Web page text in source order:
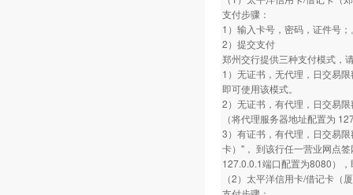
支付步骤：
1）输入卡号，密码，证件号；
2）提交支付
郑州交行提供三种支付模式，
1）无证书，无代理，日交易
即可使用该模式。
2）无证书，有代理，日交易
（将代理服务器地址配置为
3）有证书，有代理，日交易
卡）"， 到该行任一营业网点
127.0.0.1端口配置为8080）
（2）太平洋信用卡/借记卡（